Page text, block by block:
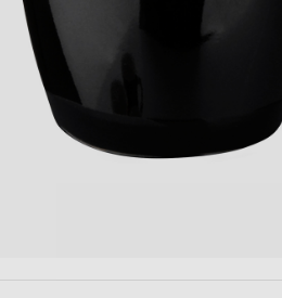
Waterflessen & karaffen
Snoep- & voorraadpotten
Bekijk alles